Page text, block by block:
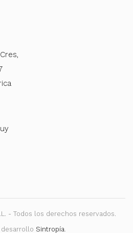
- Todos los derechos reservados.
Sintropía